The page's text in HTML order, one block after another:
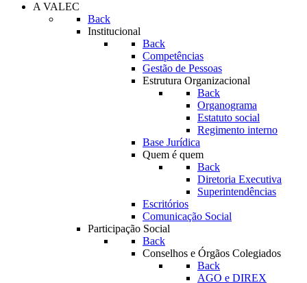
A VALEC
Back
Institucional
Back
Competências
Gestão de Pessoas
Estrutura Organizacional
Back
Organograma
Estatuto social
Regimento interno
Base Jurídica
Quem é quem
Back
Diretoria Executiva
Superintendências
Escritórios
Comunicação Social
Participação Social
Back
Conselhos e Órgãos Colegiados
Back
AGO e DIREX